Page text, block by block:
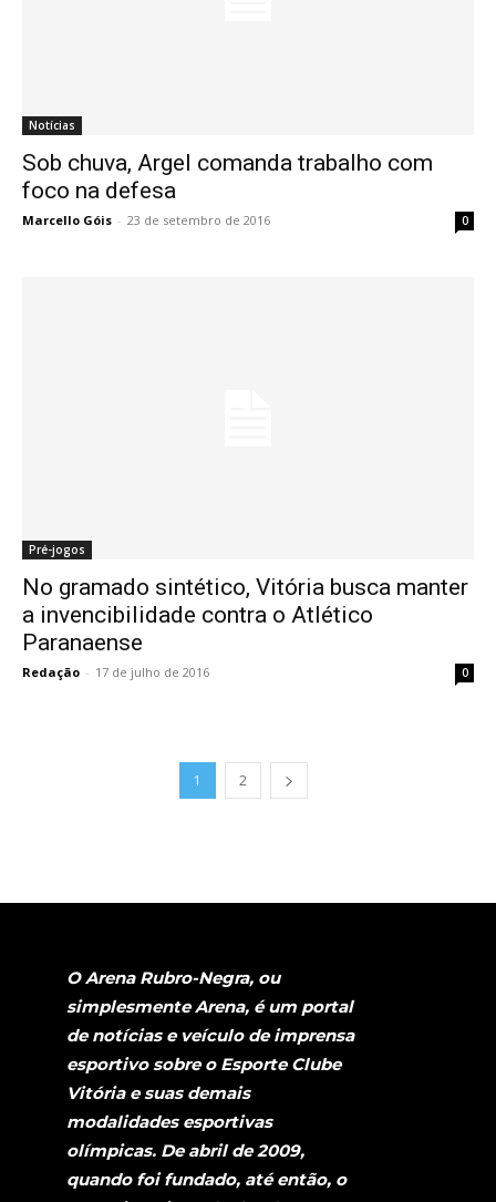
Notícias
Sob chuva, Argel comanda trabalho com
foco na defesa
Marcello Góis - 23 de setembro de 2016 0
Pré-jogos
No gramado sintético, Vitória busca manter
a invencibilidade contra o Atlético
Paranaense
Redação - 17 de julho de 2016 0
1 2
O Arena Rubro-Negra, ou
simplesmente Arena, é um portal
de notícias e veículo de imprensa
esportivo sobre o Esporte Clube
Vitória e suas demais
modalidades esportivas
olímpicas. De abril de 2009,
quando foi fundado, até então, o